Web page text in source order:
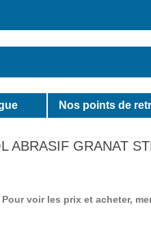
Nos points de
ABRASIF GRANAT
Pour voir les prix et acheter,